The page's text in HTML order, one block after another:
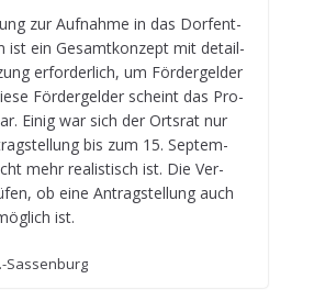
zur Auf­nahme in das Dorf­ent­
ist ein Gesamt­kon­zept mit detail­
erfor­der­lich, um För­der­gel­der
För­der­gel­der scheint das Pro­
Einig war sich der Orts­rat nur
bis zum 15. Sep­tem­
mehr rea­lis­tisch ist. Die Ver­
ob eine Antrag­stel­lung auch
ist.
Sassenburg